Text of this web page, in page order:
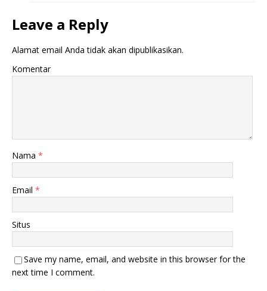
Leave a Reply
Alamat email Anda tidak akan dipublikasikan.
Komentar
Nama *
Email *
Situs
Save my name, email, and website in this browser for the
next time I comment.